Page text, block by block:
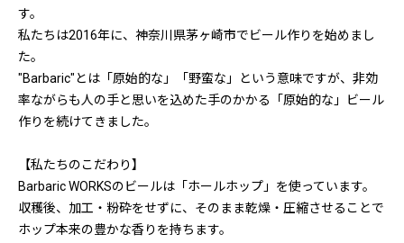
す。
私たちは2016年に、神奈川県茅ヶ崎市でビール作りを始めまし
た。
"Barbaric"とは「原始的な」「野蛮な」という意味ですが、非効
率ながらも人の手と思いを込めた手のかかる「原始的な」ビール
作りを続けてきました。
【私たちのこだわり】
Barbaric WORKSのビールは「ホールホップ」を使っています。
収穫後、加工・粉砕をせずに、そのまま乾燥・圧縮させることで
ホップ本来の豊かな香りを持ちます。